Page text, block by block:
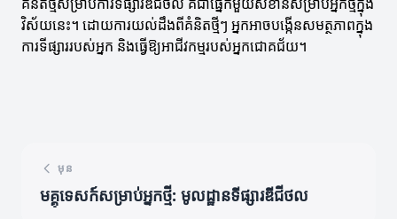
វិស័យនេះ។ ដោយការយល់ដឹងពីគំនិតថ្មីៗ អ្នកអាចបង្កើនសមត្ថភាពក្នុង
ការទីផ្សាររបស់អ្នក និងធ្វើឱ្យអាជីវកម្មរបស់អ្នកជោគជ័យ។
មុន
មគ្គុទេសក៍សម្រាប់អ្នកថ្មី: មូលដ្ឋានទីផ្សារឌីជីថល